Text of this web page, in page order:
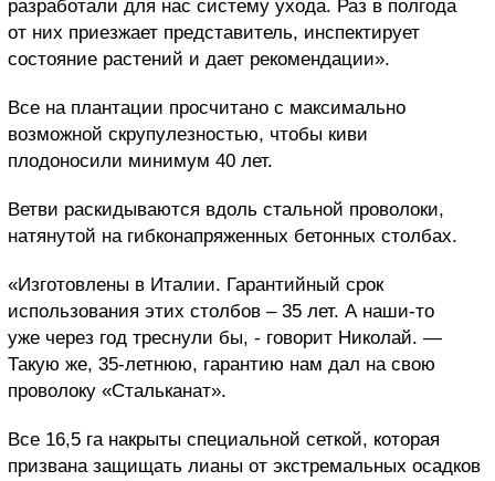
разработали для нас систему ухода. Раз в полгода
от них приезжает представитель, инспектирует
состояние растений и дает рекомендации».
Все на плантации просчитано с максимально
возможной скрупулезностью, чтобы киви
плодоносили минимум 40 лет.
Ветви раскидываются вдоль стальной проволоки,
натянутой на гибконапряженных бетонных столбах.
«Изготовлены в Италии. Гарантийный срок
использования этих столбов – 35 лет. А наши-то
уже через год треснули бы, - говорит Николай. —
Такую же, 35-летнюю, гарантию нам дал на свою
проволоку «Стальканат».
Все 16,5 га накрыты специальной сеткой, которая
призвана защищать лианы от экстремальных осадков